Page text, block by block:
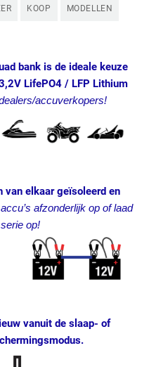
KOOP MODELLEN
bank is de ideale keuze
LifePO4 / LFP Lithium
accuverkopers!
van elkaar geïsoleerd en
afzonderlijk op of laad
op!
vanuit de slaap- of